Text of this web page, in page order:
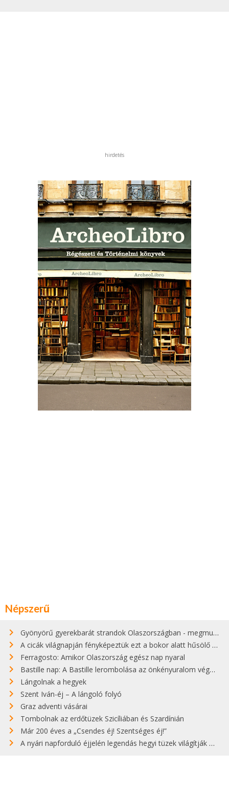
hirdetés
Népszerű
Gyönyörű gyerekbarát strandok Olaszországban - megmutatjuk a 15 legjobbat
A cicák világnapján fényképeztük ezt a bokor alatt hűsölő cicát Kisorosziban
Ferragosto: Amikor Olaszország egész nap nyaral
Bastille nap: A Bastille lerombolása az önkényuralom végét jelentette
Lángolnak a hegyek
Szent Iván-éj – A lángoló folyó
Graz adventi vásárai
Tombolnak az erdőtüzek Szicíliában és Szardínián
Már 200 éves a „Csendes éj! Szentséges éj!”
A nyári napforduló éjjelén legendás hegyi tüzek világítják meg Zugspitzét